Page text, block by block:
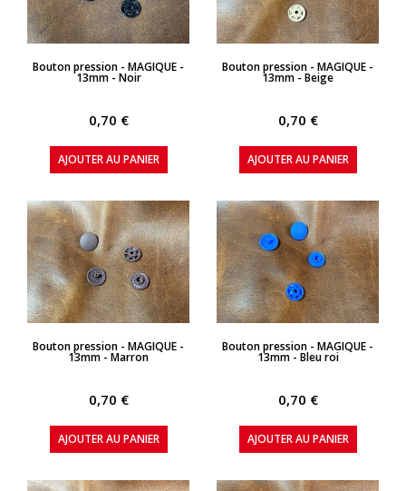
APERÇU RAPIDE
Bouton pression - MAGIQUE -
13mm - Noir
0,70 €
AJOUTER AU PANIER
APERÇU RAPIDE
Bouton pression - MAGIQUE -
13mm - Beige
0,70 €
AJOUTER AU PANIER
APERÇU RAPIDE
Bouton pression - MAGIQUE -
13mm - Marron
0,70 €
AJOUTER AU PANIER
APERÇU RAPIDE
Bouton pression - MAGIQUE -
13mm - Bleu roi
0,70 €
AJOUTER AU PANIER